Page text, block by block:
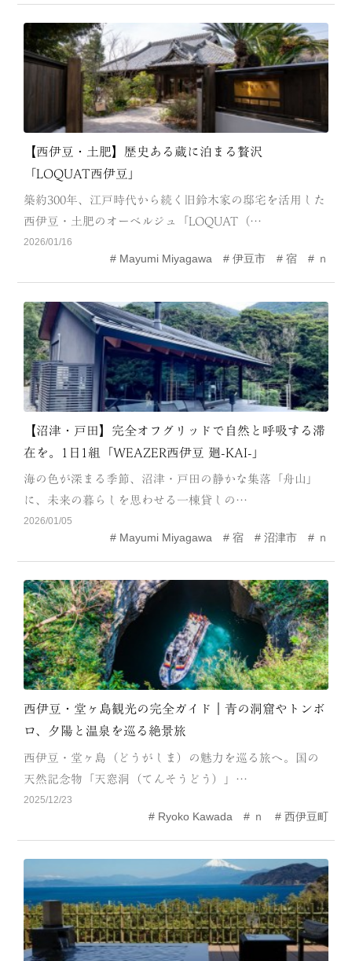
池・滝・川 山・公園・棚田
町並み 観光施設
動物と触れ合える場所 カフェ・スイーツ
食
洞窟・島
ABOUT
EVENT
ACCESS
COLUMN
LINK
【西伊豆・土肥】歴史ある蔵に泊まる贅沢
「LOQUAT西伊豆」
築約300年、江戸時代から続く旧鈴木家の邸宅を活用した
西伊豆・土肥のオーベルジュ「LOQUAT（…
2026/01/16
Mayumi Miyagawa 伊豆市 宿 ｎ
【沼津・戸田】完全オフグリッドで自然と呼吸する滞
在を。1日1組「WEAZER西伊豆 廻-KAI-」
海の色が深まる季節、沼津・戸田の静かな集落「舟山」
に、未来の暮らしを思わせる一棟貸しの…
2026/01/05
Mayumi Miyagawa 宿 沼津市 ｎ
西伊豆・堂ヶ島観光の完全ガイド｜青の洞窟やトンボ
ロ、夕陽と温泉を巡る絶景旅
西伊豆・堂ヶ島（どうがしま）の魅力を巡る旅へ。国の
天然記念物「天窓洞（てんそうどう）」…
2025/12/23
Ryoko Kawada ｎ 西伊豆町